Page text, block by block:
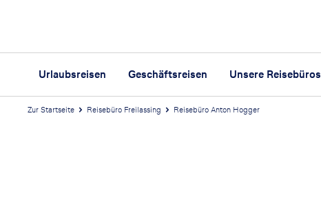
Urlaubsreisen Geschäftsreisen Unsere Reisebüros
Zur Startseite Reisebüro Freilassing Reisebüro Anton Hogger